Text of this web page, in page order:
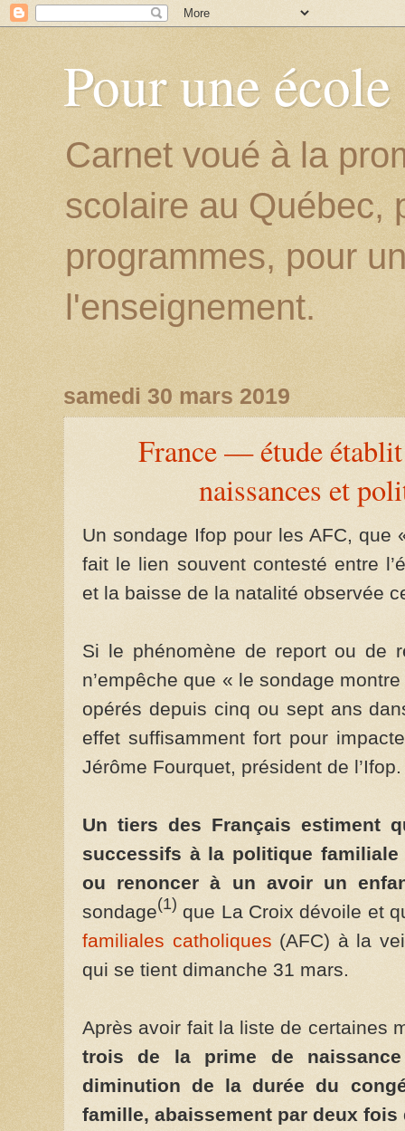
Pour une
Carnet voué à la
scolaire au Québec,
programmes, pour
l'enseignement.
samedi 30 mars 2019
France — étude
naissances et
Un sondage Ifop pour les AFC,
fait le lien souvent contesté entre
et la baisse de la natalité observée
Si le phénomène de report ou de
n’empêche que « le sondage
opérés depuis cinq ou sept ans
effet suffisamment fort pour
Jérôme Fourquet, président de l’Ifop.
Un tiers des Français estiment
successifs à la politique
ou renoncer à un avoir un
sondage(1) que La Croix dévoile et
familiales catholiques (AFC) à la
qui se tient dimanche 31 mars.
Après avoir fait la liste de certaines
trois de la prime de
diminution de la durée du
famille, abaissement par deux